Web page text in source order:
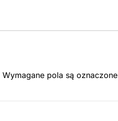
Wymagane pola są oznaczone